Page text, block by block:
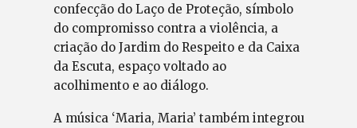
confecção do Laço de Proteção, símbolo
do compromisso contra a violência, a
criação do Jardim do Respeito e da Caixa
da Escuta, espaço voltado ao
acolhimento e ao diálogo.
A música ‘Maria, Maria’ também integrou